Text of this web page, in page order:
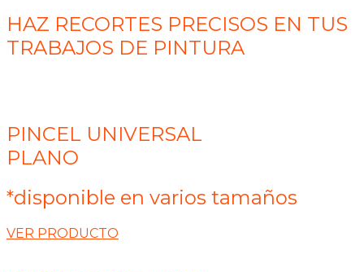
HAZ RECORTES PRECISOS EN TUS
TRABAJOS DE PINTURA
PINCEL UNIVERSAL
PLANO
*disponible en varios tamaños
VER PRODUCTO